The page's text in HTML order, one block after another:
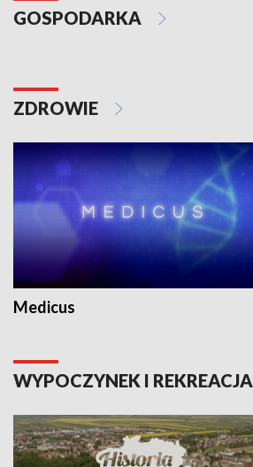
GOSPODARKA
ZDROWIE
Medicus
WYPOCZYNEK I REKREACJA